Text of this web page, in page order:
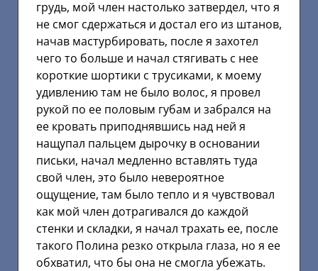
грудь, мой член настолько затвердел, что я
не смог сдержаться и достал его из штанов,
начав мастурбировать, после я захотел
чего то больше и начал стягивать с нее
короткие шортики с трусиками, к моему
удивлению там не было волос, я провел
рукой по ее половым губам и забрался на
ее кровать приподнявшись над ней я
нащупал пальцем дырочку в основании
письки, начал медленно вставлять туда
свой член, это было невероятное
ощущение, там было тепло и я чувствовал
как мой член дотрагивался до каждой
стенки и складки, я начал трахать ее, после
такого Полина резко открыла глаза, но я ее
обхватил, что бы она не смогла убежать.